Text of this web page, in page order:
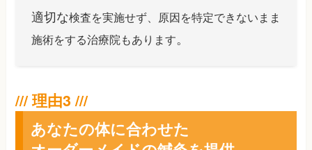
適切な検査を実施せず、原因を特定できないまま
施術をする治療院もあります。
あなたの体に合わせた